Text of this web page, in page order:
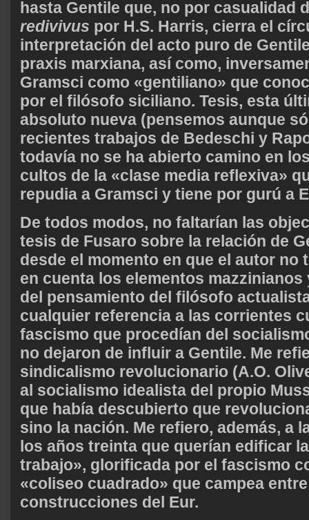
hasta Gentile que, no por casualidad
redivivus por H.S. Harris, cierra el
interpretación del acto puro de
praxis marxiana, así como,
Gramsci como «gentiliano» que
por el filósofo siciliano. Tesis, esta
absoluto nueva (pensemos aunque
recientes trabajos de Bedeschi y
todavía no se ha abierto camino en
cultos de la «clase media reflexiva»
repudia a Gramsci y tiene por gurú a
De todos modos, no faltarían las
tesis de Fusaro sobre la relación de
desde el momento en que el autor no
en cuenta los elementos
del pensamiento del filósofo
cualquier referencia a las corrientes
fascismo que procedían del
no dejaron de influir a Gentile. Me
sindicalismo revolucionario (A.O.
al socialismo idealista del propio
que había descubierto que
sino la nación. Me refiero, además, a
los años treinta que querían edificar
trabajo», glorificada por el fascismo
«coliseo cuadrado» que campea
construcciones del Eur.